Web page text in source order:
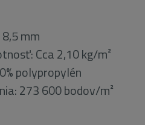
mm
Cca 2,10 kg/m²
polypropylén
273 600 bodov/m²